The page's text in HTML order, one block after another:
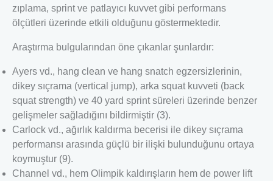
zıplama, sprint ve patlayıcı kuvvet gibi performans
ölçütleri üzerinde etkili olduğunu göstermektedir.
Araştırma bulgularından öne çıkanlar şunlardır:
Ayers vd., hang clean ve hang snatch egzersizlerinin,
dikey sıçrama (vertical jump), arka squat kuvveti (back
squat strength) ve 40 yard sprint süreleri üzerinde benzer
gelişmeler sağladığını bildirmiştir (3).
Carlock vd., ağırlık kaldırma becerisi ile dikey sıçrama
performansı arasında güçlü bir ilişki bulunduğunu ortaya
koymuştur (9).
Channel vd., hem Olimpik kaldırışların hem de power lift